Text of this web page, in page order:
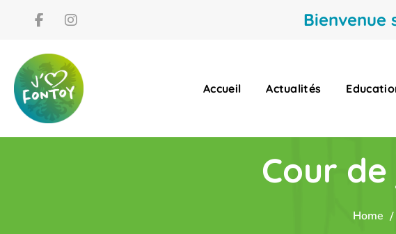
Bienvenue
Accueil Actualités
Cour
Home